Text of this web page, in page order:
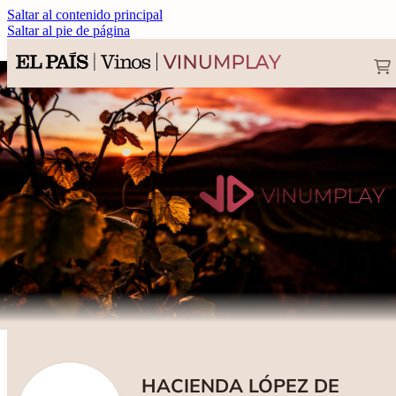
Saltar al contenido principal
Saltar al pie de página
HACIENDA LÓPEZ DE